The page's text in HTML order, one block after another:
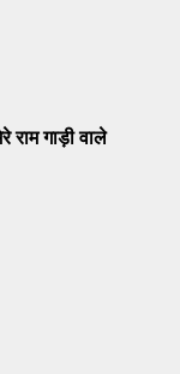
राम गाड़ी वाले